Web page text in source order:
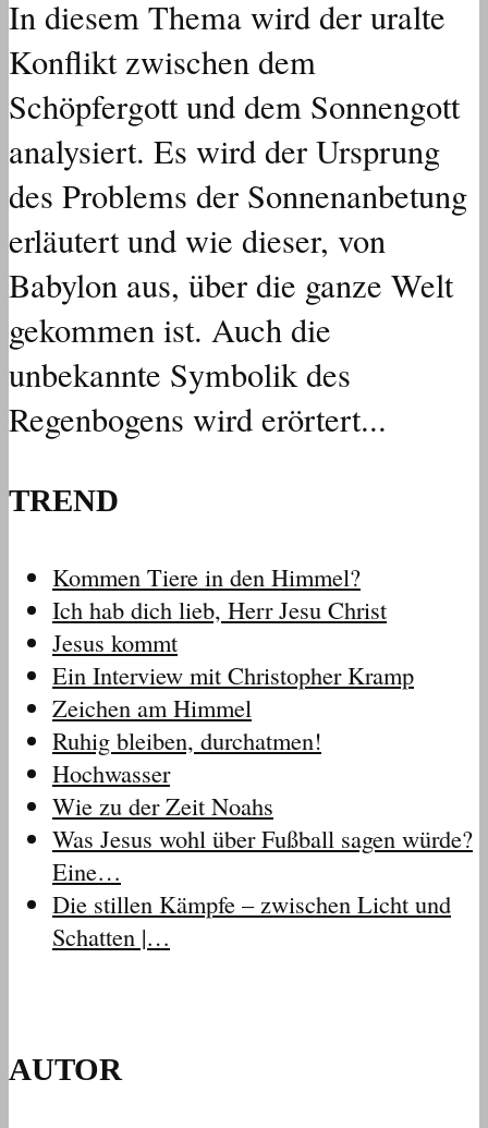
In diesem Thema wird der uralte
Konflikt zwischen dem
Schöpfergott und dem Sonnengott
analysiert. Es wird der Ursprung
des Problems der Sonnenanbetung
erläutert und wie dieser, von
Babylon aus, über die ganze Welt
gekommen ist. Auch die
unbekannte Symbolik des
Regenbogens wird erörtert...
TREND
Kommen Tiere in den Himmel?
Ich hab dich lieb, Herr Jesu Christ
Jesus kommt
Ein Interview mit Christopher Kramp
Zeichen am Himmel
Ruhig bleiben, durchatmen!
Hochwasser
Wie zu der Zeit Noahs
Was Jesus wohl über Fußball sagen würde?
Eine…
Die stillen Kämpfe – zwischen Licht und
Schatten |…
AUTOR